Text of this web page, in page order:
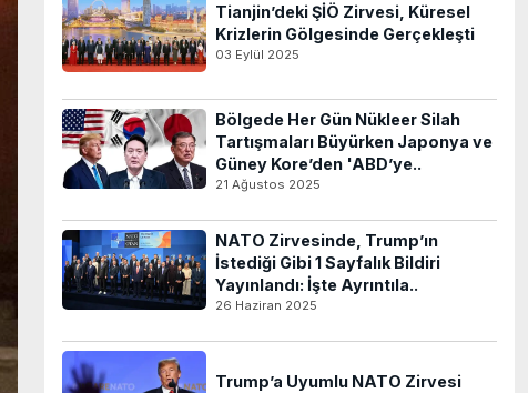
Tianjin’deki ŞİÖ Zirvesi, Küresel
Krizlerin Gölgesinde Gerçekleşti
03 Eylül 2025
Bölgede Her Gün Nükleer Silah
Tartışmaları Büyürken Japonya ve
Güney Kore’den 'ABD’ye..
21 Ağustos 2025
NATO Zirvesinde, Trump’ın
İstediği Gibi 1 Sayfalık Bildiri
Yayınlandı: İşte Ayrıntıla..
26 Haziran 2025
Trump’a Uyumlu NATO Zirvesi